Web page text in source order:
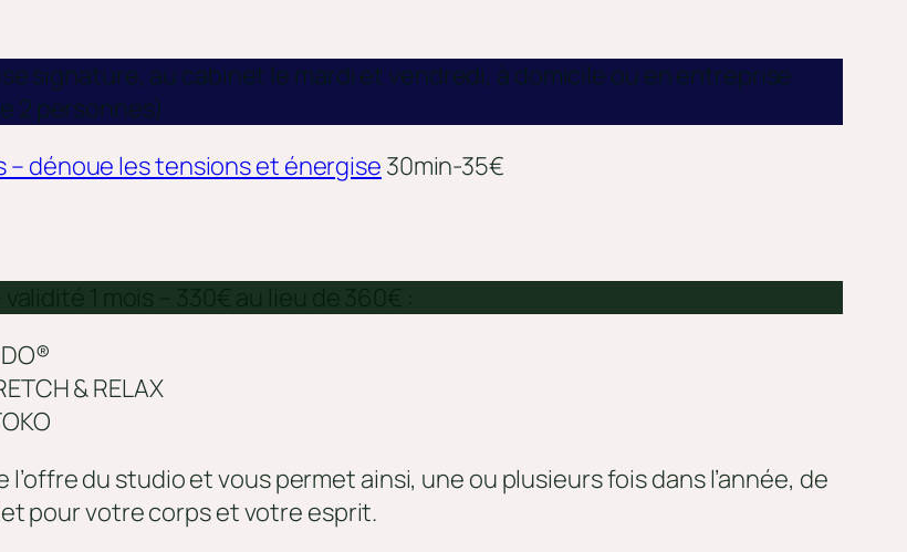
signature, au cabinet le mardi et vendredi, à domicile ou en entreprise
2 personnes)
– dénoue les tensions et énergise 30min-35€
& RELAX
du studio et vous permet ainsi, une ou plusieurs fois dans l’année, de
pour votre corps et votre esprit.